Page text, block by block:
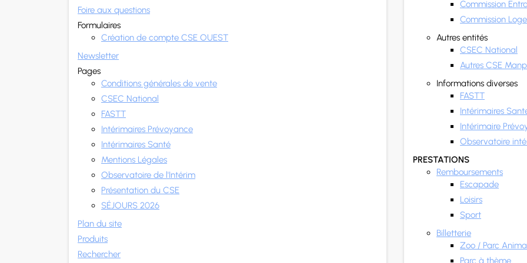
Foire aux questions
Formulaires
Création de compte CSE OUEST
Newsletter
Pages
Conditions générales de vente
CSEC National
FASTT
Intérimaires Prévoyance
Intérimaires Santé
Mentions Légales
Observatoire de l'Intérim
Présentation du CSE
SÉJOURS 2026
Plan du site
Produits
Rechercher
Commission
Commission
Autres entités
CSEC National
Autres CSE
Informations diverses
FASTT
Intérimaires
Intérimaire
Observatoire
PRESTATIONS
Remboursements
Escapade
Loisirs
Sport
Billetterie
Zoo / Parc
Parc à thème